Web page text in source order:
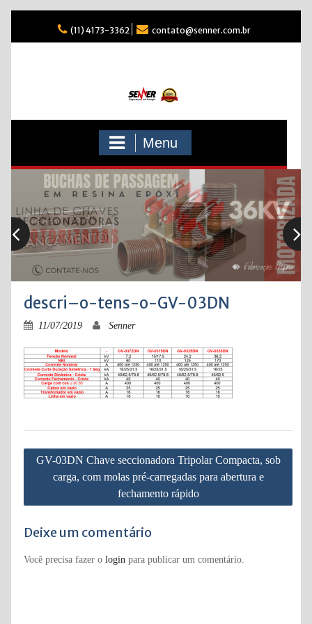
(11) 4173-3362 contato@senner.com.br
Menu
descri–o-tens-o-GV-03DN
11/07/2019 Senner
Navegação
GV-03DN Chave seccionadora Tripolar Compacta, sob
carga, com molas pré-carregadas para abertura e
fechamento rápido
Deixe um comentário
Você precisa fazer o login para publicar um comentário.